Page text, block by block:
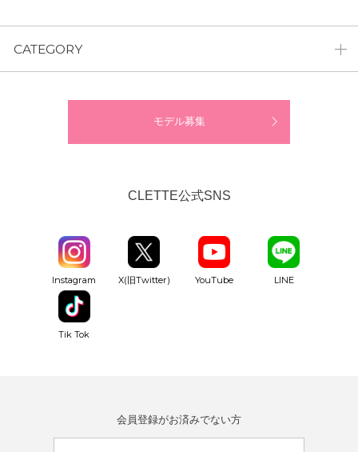
CATEGORY
モデル募集
CLETTE公式SNS
Instagram X(旧Twitter) YouTube LINE
Tik Tok
会員登録がお済みでない方